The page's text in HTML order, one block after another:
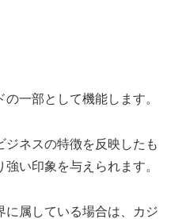
一部として機能します。
ネスの特徴を反映したも
い印象を与えられます。
に属している場合は、カジ